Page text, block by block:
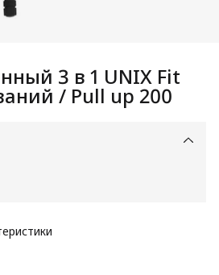
3 в 1 UNIX Fit
/ Pull up 200